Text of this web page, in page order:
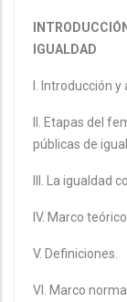
IGUALDAD
I. Introducción
II. Etapas del
públicas de
III. La igualdad
IV. Marco
V. Definiciones.
VI. Marco